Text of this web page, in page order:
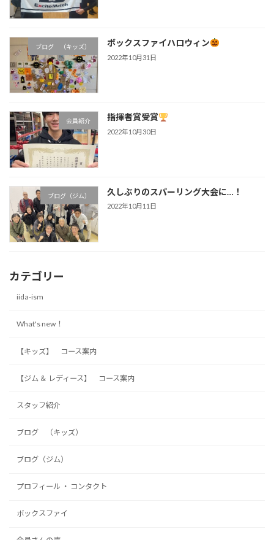
ブログ （キッズ） ボックスファイハロウィン
2022年10月31日
会員紹介 指揮者賞受賞
2022年10月30日
ブログ（ジム） 久しぶりのスパーリング大会に…！
2022年10月11日
カテゴリー
iida-ism
What's new！
【キッズ】 コース案内
【ジム ＆ レディース】 コース案内
スタッフ紹介
ブログ （キッズ）
ブログ（ジム）
プロフィール ・ コンタクト
ボックスファイ